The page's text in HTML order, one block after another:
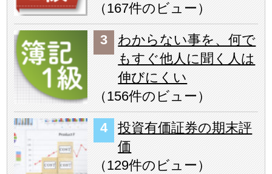
（167件のビュー ）
わからない事を、何で
もすぐ他人に聞く人は
伸びにくい
（156件のビュー ）
投資有価証券の期末評
価
（129件のビュー ）